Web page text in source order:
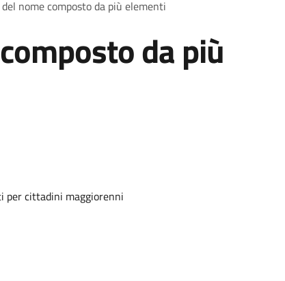
nome composto da più elementi
da più
per cittadini maggiorenni